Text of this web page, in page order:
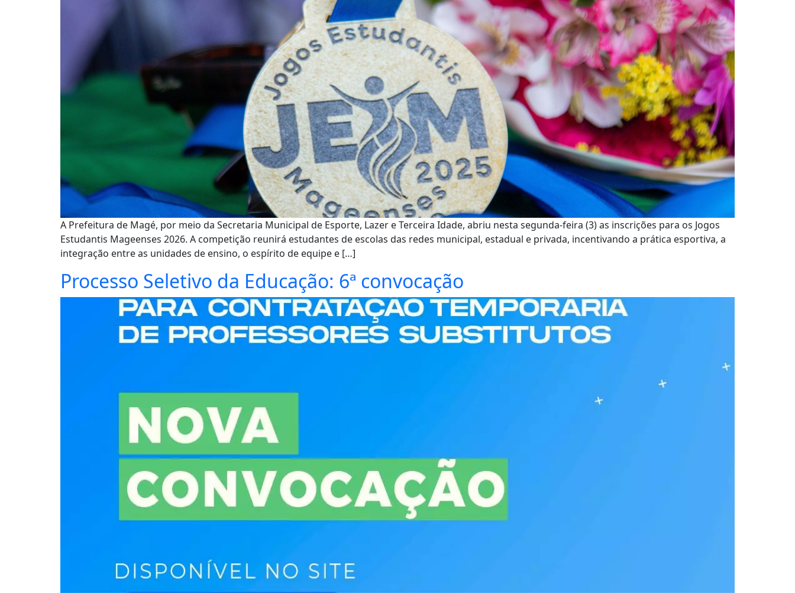
A Prefeitura de Magé, por meio da Secretaria Municipal de Esporte, Lazer e Terceira Idade, abriu nesta segunda-feira (3) as inscrições para os Jogos
Estudantis Mageenses 2026. A competição reunirá estudantes de escolas das redes municipal, estadual e privada, incentivando a prática esportiva, a
integração entre as unidades de ensino, o espírito de equipe e […]
Processo Seletivo da Educação: 6ª convocação